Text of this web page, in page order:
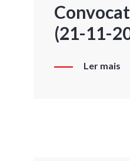
(21-11-
Ler mais